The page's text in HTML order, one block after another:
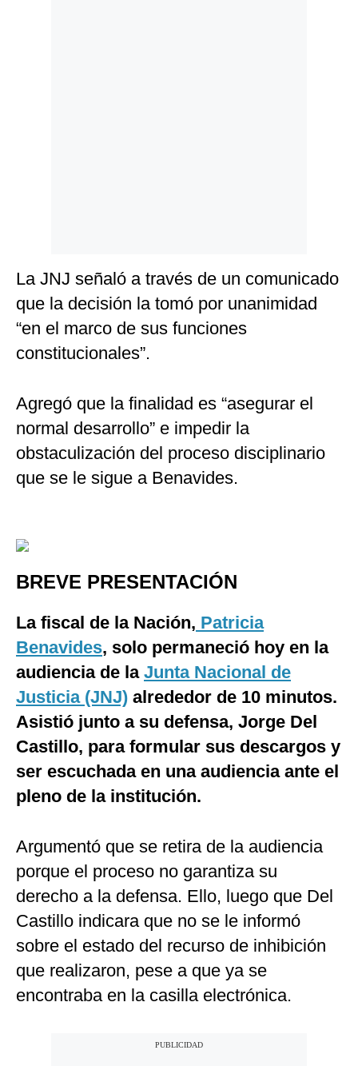
La JNJ señaló a través de un comunicado
que la decisión la tomó por unanimidad
“en el marco de sus funciones
constitucionales”.
Agregó que la finalidad es “asegurar el
normal desarrollo” e impedir la
obstaculización del proceso disciplinario
que se le sigue a Benavides.
BREVE PRESENTACIÓN
La fiscal de la Nación, Patricia
Benavides, solo permaneció hoy en la
audiencia de la Junta Nacional de
Justicia (JNJ) alrededor de 10 minutos.
Asistió junto a su defensa, Jorge Del
Castillo, para formular sus descargos y
ser escuchada en una audiencia ante el
pleno de la institución.
Argumentó que se retira de la audiencia
porque el proceso no garantiza su
derecho a la defensa. Ello, luego que Del
Castillo indicara que no se le informó
sobre el estado del recurso de inhibición
que realizaron, pese a que ya se
encontraba en la casilla electrónica.